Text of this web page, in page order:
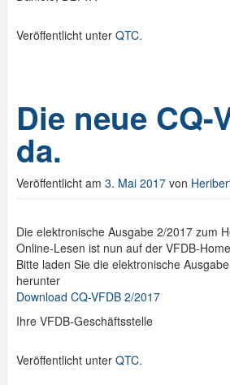
Veröffentlicht unter QTC.
Die neue CQ-
da.
Veröffentlicht am 3. Mai 2017 von
Die elektronische Ausgabe 2/2017 zum
Online-Lesen ist nun auf der VFDB-
Bitte laden Sie die elektronische
herunter
Download CQ-VFDB 2/2017
Ihre VFDB-Geschäftsstelle
Veröffentlicht unter QTC.